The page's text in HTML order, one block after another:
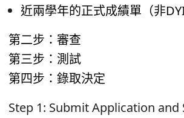
近兩學年的正式成績單（非
第二步：審查
第三步：測試
第四步：錄取決定
Step 1: Submit Application